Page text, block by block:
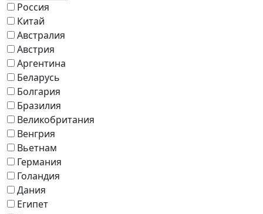
Россия
Китай
Австралия
Австрия
Аргентина
Беларусь
Болгария
Бразилия
Великобритания
Венгрия
Вьетнам
Германия
Голандия
Дания
Египет